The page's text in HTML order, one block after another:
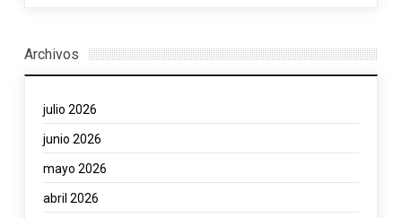
Archivos
julio 2026
junio 2026
mayo 2026
abril 2026